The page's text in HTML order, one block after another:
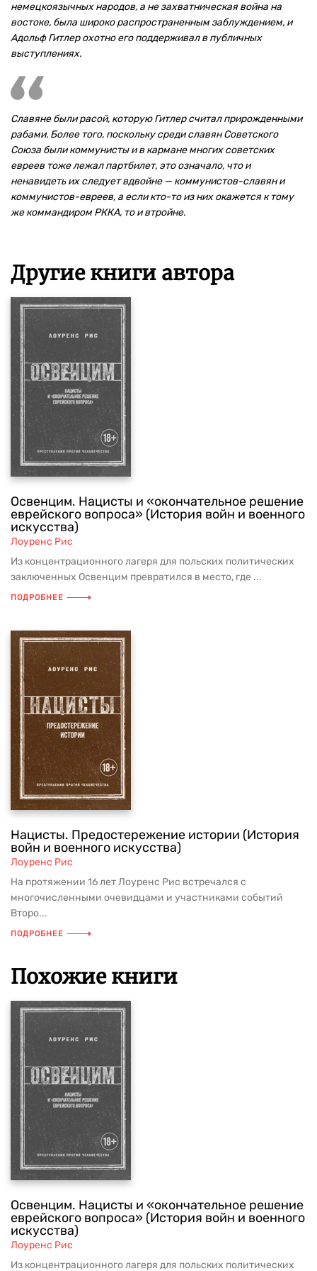
немецкоязычных народов, а не захватническая война на
востоке, была широко распространенным заблуждением, и
Адольф Гитлер охотно его поддерживал в публичных
выступлениях.
Славяне были расой, которую Гитлер считал прирожденными
рабами. Более того, поскольку среди славян Советского
Союза были коммунисты и в кармане многих советских
евреев тоже лежал партбилет, это означало, что и
ненавидеть их следует вдвойне — коммунистов-славян и
коммунистов-евреев, а если кто-то из них окажется к тому
же коммандиром РККА, то и втройне.
Другие книги автора
Освенцим. Нацисты и «окончательное решение
еврейского вопроса» (История войн и военного
искусства)
Лоуренс Рис
Из концентрационного лагеря для польских политических
заключенных Освенцим превратился в место, где ...
ПОДРОБНЕЕ
Нацисты. Предостережение истории (История
войн и военного искусства)
Лоуренс Рис
На протяжении 16 лет Лоуренс Рис встречался с
многочисленными очевидцами и участниками событий
Второ...
ПОДРОБНЕЕ
Похожие книги
Освенцим. Нацисты и «окончательное решение
еврейского вопроса» (История войн и военного
искусства)
Лоуренс Рис
Из концентрационного лагеря для польских политических